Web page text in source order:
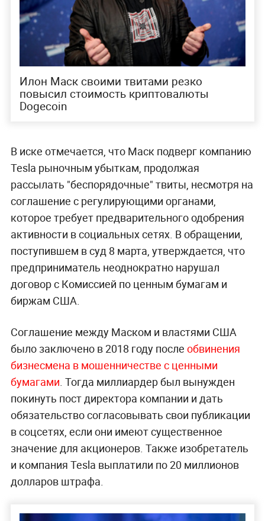
Илон Маск своими твитами резко
повысил стоимость криптовалюты
Dogecoin
В иске отмечается, что Маск подверг компанию
Tesla рыночным убыткам, продолжая
рассылать "беспорядочные" твиты, несмотря на
соглашение с регулирующими органами,
которое требует предварительного одобрения
активности в социальных сетях. В обращении,
поступившем в суд 8 марта, утверждается, что
предприниматель неоднократно нарушал
договор с Комиссией по ценным бумагам и
биржам США.
Соглашение между Маском и властями США
было заключено в 2018 году после обвинения
бизнесмена в мошенничестве с ценными
бумагами . Тогда миллиардер был вынужден
покинуть пост директора компании и дать
обязательство согласовывать свои публикации
в соцсетях, если они имеют существенное
значение для акционеров. Также изобретатель
и компания Tesla выплатили по 20 миллионов
долларов штрафа.